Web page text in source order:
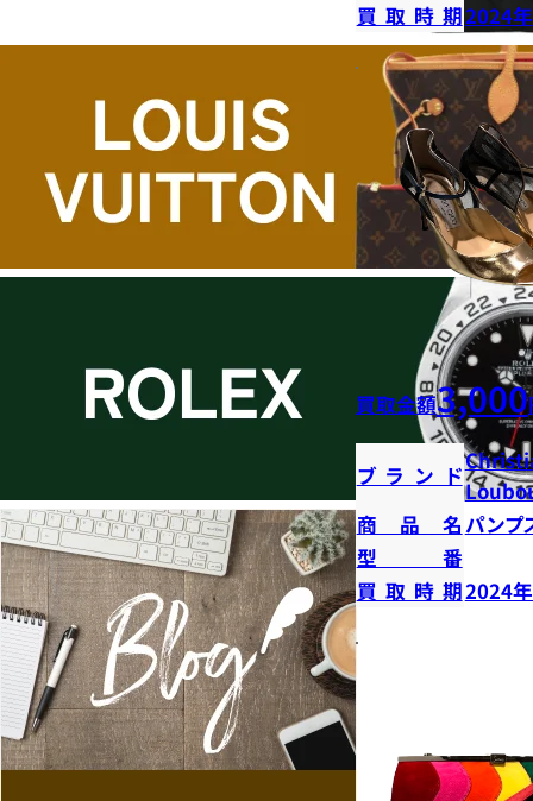
買取時期2024
買取金額3,000
ブランド
商品名パンプ
型番
買取時期2024